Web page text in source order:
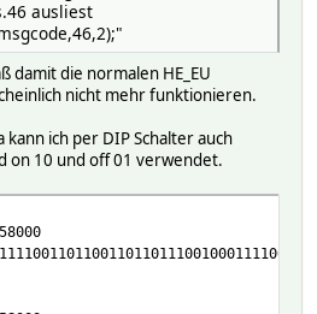
ausliest
damit die normalen HE_EU
nicht mehr funktionieren.
kann ich per DIP Schalter auch
on 10 und off 01 verwendet.